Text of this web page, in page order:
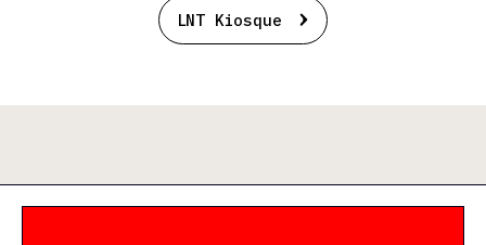
LNT Kiosque